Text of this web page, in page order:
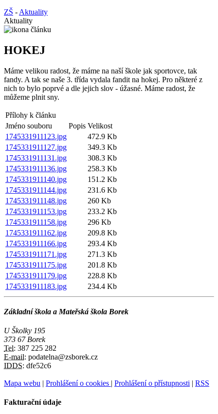
ZŠ - Aktuality
Aktuality
HOKEJ
Máme velikou radost, že máme na naší škole jak sportovce, tak
fandy. A tak se naše 3. třída vydala fandit na hokej. Pro některé z
nich to bylo poprvé a dle jejich slov - úžasné. Máme radost, že
můžeme plnit sny.
Přílohy k článku
Jméno souboru
Popis Velikost
1745331911123.jpg
472.9 Kb
1745331911127.jpg
349.3 Kb
1745331911131.jpg
308.3 Kb
1745331911136.jpg
258.3 Kb
1745331911140.jpg
151.2 Kb
1745331911144.jpg
231.6 Kb
1745331911148.jpg
260 Kb
1745331911153.jpg
233.2 Kb
1745331911158.jpg
296 Kb
1745331911162.jpg
209.8 Kb
1745331911166.jpg
293.4 Kb
1745331911171.jpg
271.3 Kb
1745331911175.jpg
201.8 Kb
1745331911179.jpg
228.8 Kb
1745331911183.jpg
234.4 Kb
Základní škola a Mateřská škola Borek
U Školky 195
373 67 Borek
Tel: 387 225 282
E-mail: podatelna@zsborek.cz
IDDS: dfe52c6
Mapa webu | Prohlášení o cookies | Prohlášení o přístupnosti | RSS
Fakturační údaje